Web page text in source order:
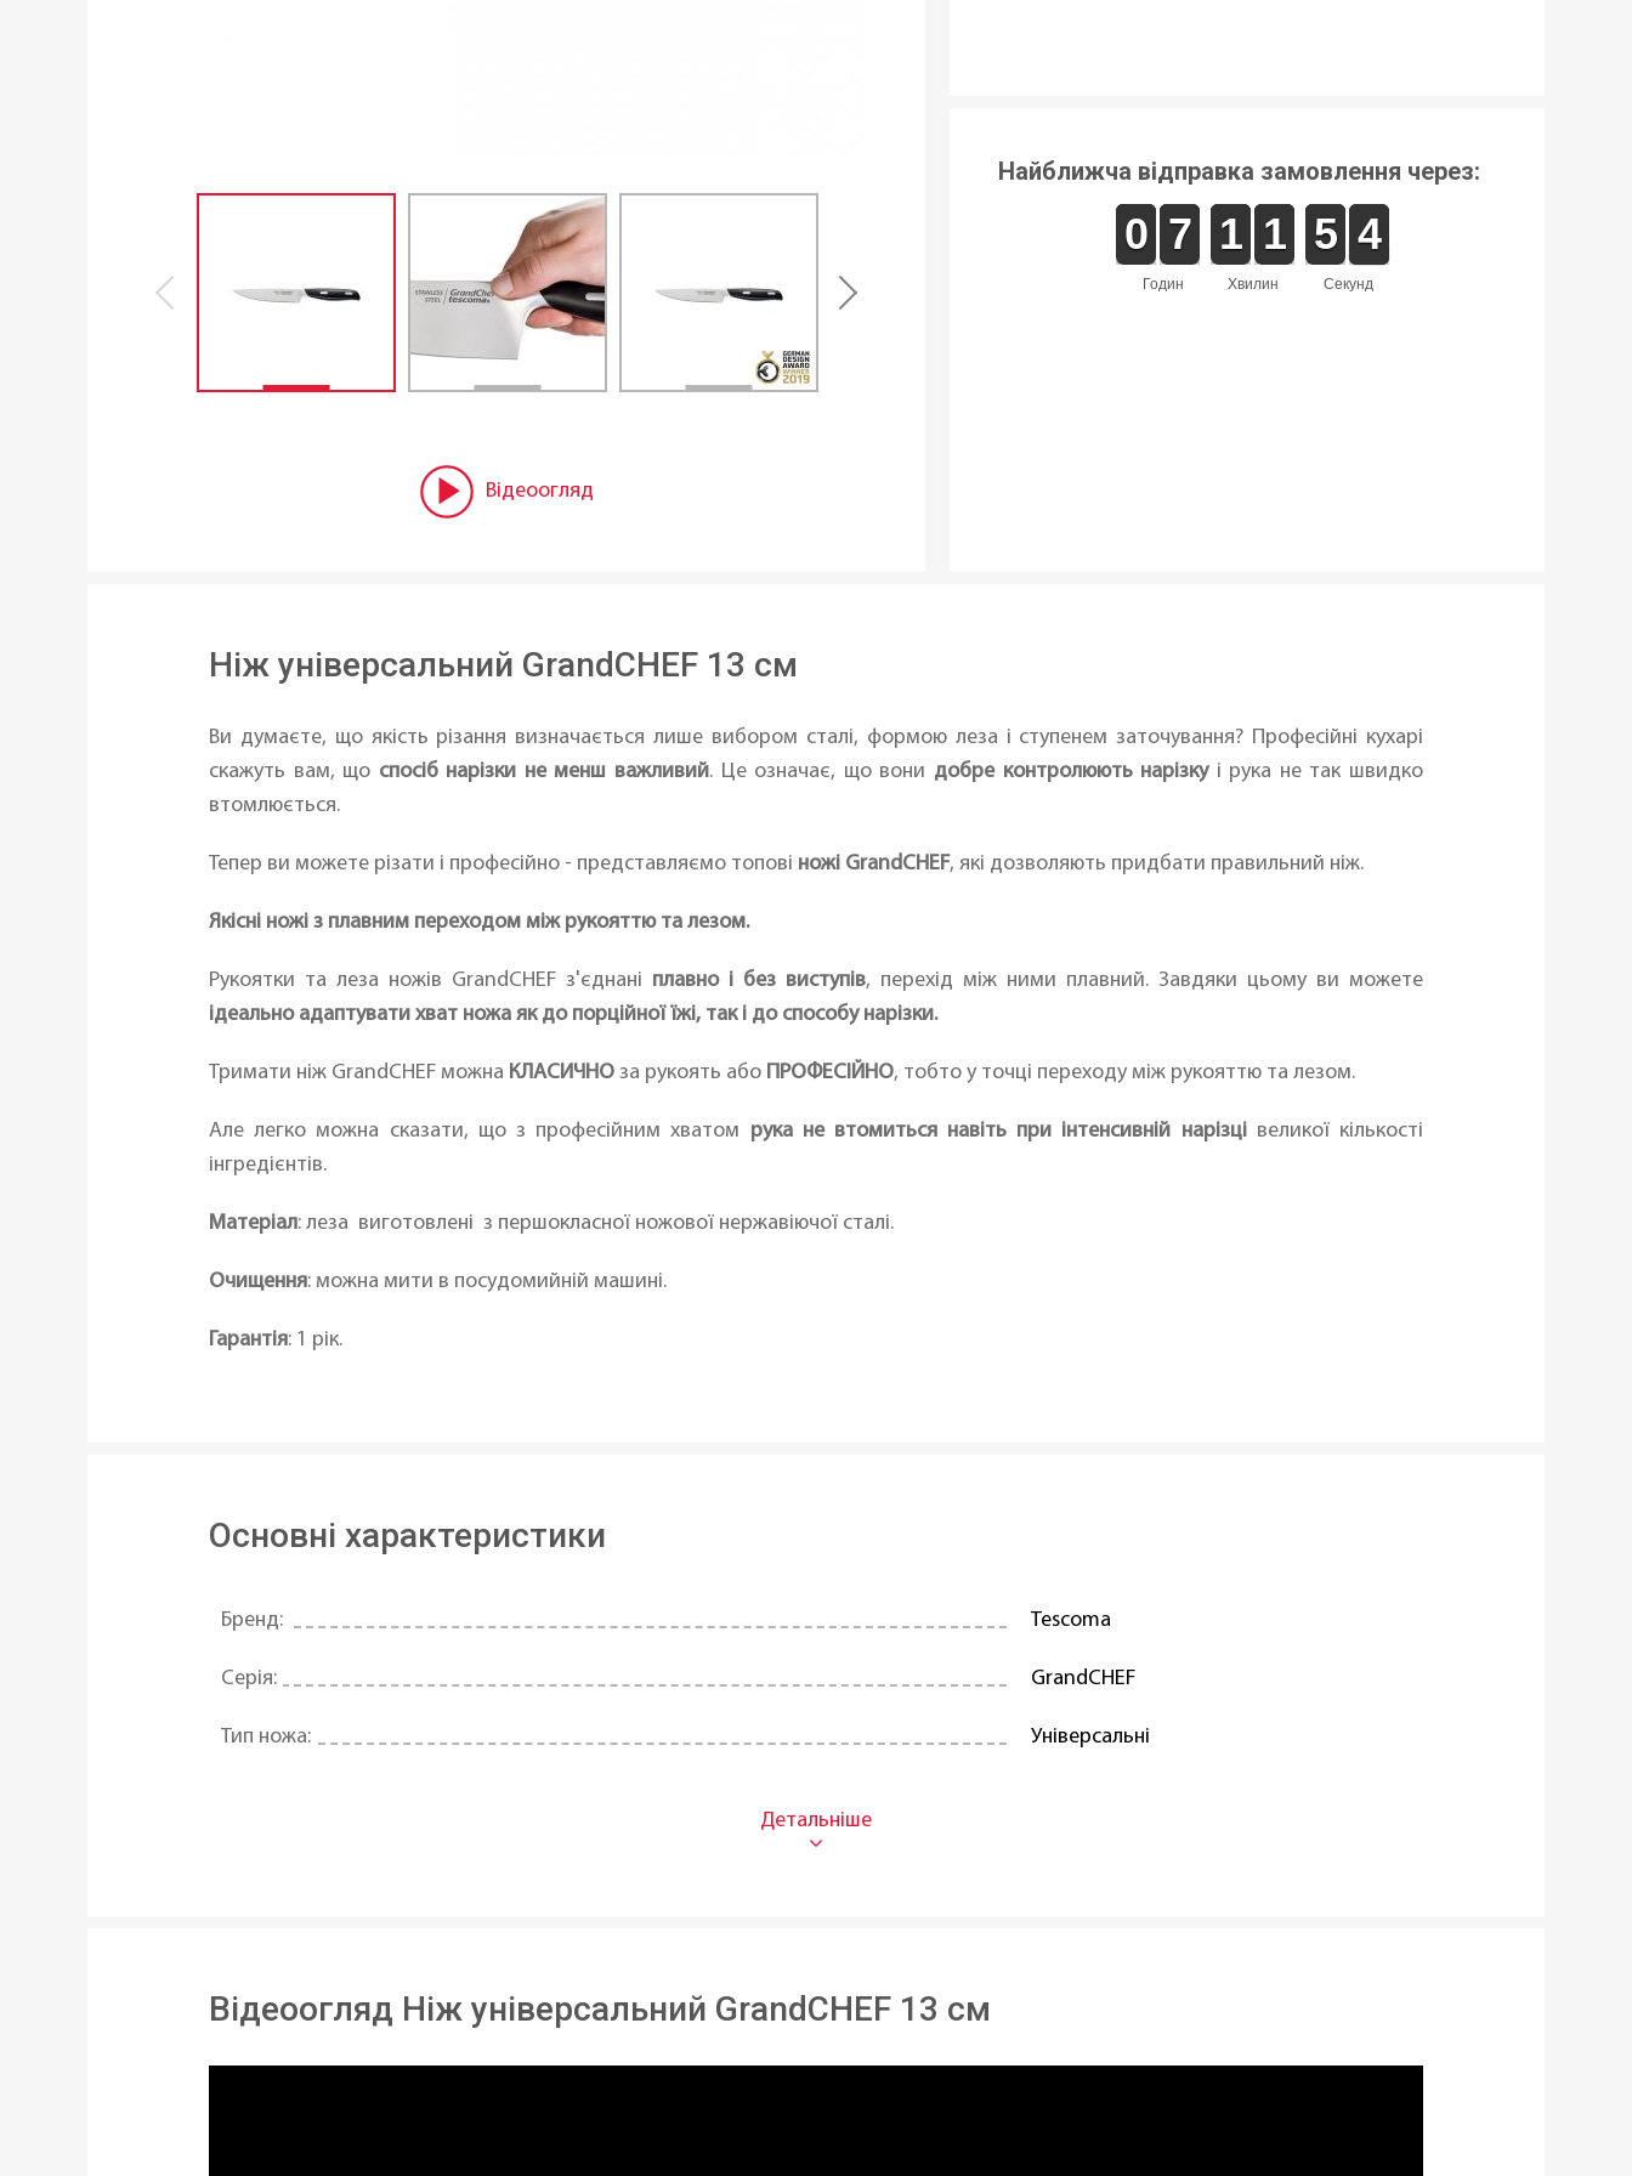
Відеоогляд
Найближча відправка замовлення через:
годин
9
9
0
0 6
6
7
7
хвилин
1
1
1
1 1
1
1
1
секунд
4
4
5
5 3
3
2
Ніж універсальний GrandCHEF 13 см
Ви думаєте, що якість різання визначається лише вибором сталі, формою леза і ступенем заточування? Професійні кухарі
скажуть вам, що спосіб нарізки не менш важливий. Це означає, що вони добре контролюють нарізкуі рука не так швидко
втомлюється.
Тепер ви можете різати і професійно - представляємо топові ножі GrandCHEF, які дозволяють придбати правильний ніж.
Якісні ножі з плавним переходом між рукояттю та лезом.
Рукоятки та леза ножів GrandCHEF з'єднані плавно і без виступів, перехід між ними плавний. Завдяки цьому ви можете
ідеально адаптувати хват ножа як до порційної їжі, так і до способу нарізки.
Тримати ніж GrandCHEF можна КЛАСИЧНО за рукоять або ПРОФЕСІЙНО, тобто у точці переходу між рукояттю та лезом.
Але легко можна сказати, що з професійним хватом рука не втомиться навіть при інтенсивній нарізцівеликої кількості
інгредієнтів.
Матеріал: леза виготовлені з першокласної ножової нержавіючої сталі.
Очищення: можна мити в посудомийній машині.
Гарантія: 1 рік.
Основні характеристики
Бренд: Tescoma
Серія: GrandCHEF
Тип ножа: Універсальні
Тип кріплення рукояті:
Відеоогляд Ніж універсальний GrandCHEF 13 см